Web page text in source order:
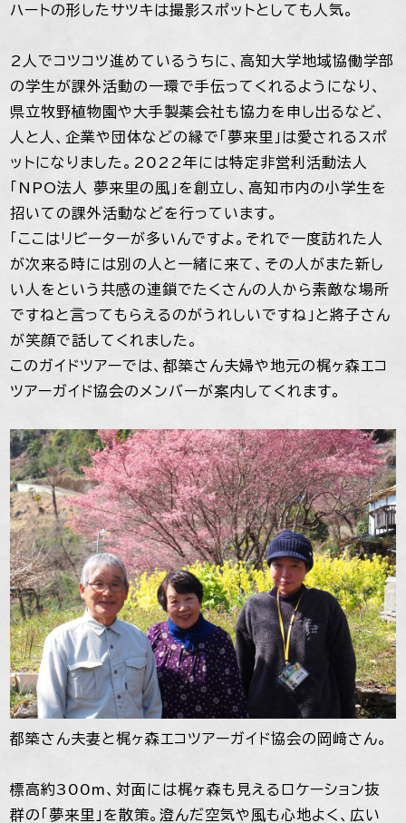
ハートの形したサツキは撮影スポットとしても人気。
2人でコツコツ進めているうちに、高知大学地域協働学部
の学生が課外活動の一環で手伝ってくれるようになり、
県立牧野植物園や大手製薬会社も協力を申し出るなど、
人と人、企業や団体などの縁で「夢来里」は愛されるスポ
ットになりました。2022年には特定非営利活動法人
「NPO法人 夢来里の風」を創立し、高知市内の小学生を
招いての課外活動などを行っています。
「ここはリピーターが多いんですよ。それで一度訪れた人
が次来る時には別の人と一緒に来て、その人がまた新し
い人をという共感の連鎖でたくさんの人から素敵な場所
ですねと言ってもらえるのがうれしいですね」と將子さん
が笑顔で話してくれました。
このガイドツアーでは、都築さん夫婦や地元の梶ヶ森エコ
ツアーガイド協会のメンバーが案内してくれます。
都築さん夫妻と梶ヶ森エコツアーガイド協会の岡﨑さん。
標高約300m、対面には梶ヶ森も見えるロケーション抜
群の「夢来里」を散策。澄んだ空気や風も心地よく、広い